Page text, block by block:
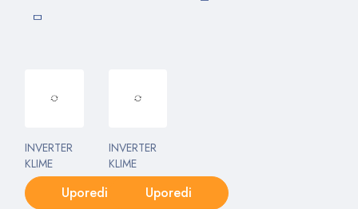
INVERTER
KLIME
Uporedi
INVERTER
KLIME
Uporedi